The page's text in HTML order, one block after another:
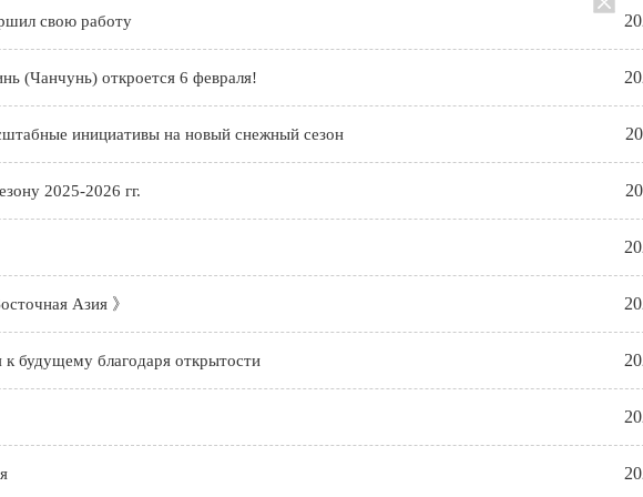
свою работу
(Чанчунь) откроется 6 февраля!
инициативы на новый снежный сезон
2025-2026 гг.
Азия 》
будущему благодаря открытости